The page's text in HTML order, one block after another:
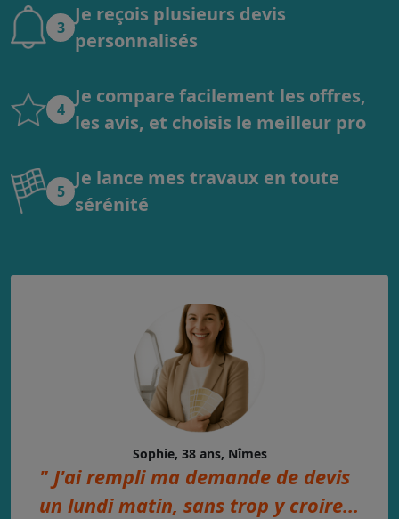
3
Je reçois plusieurs devis
personnalisés
4
Je compare facilement les offres,
les avis, et choisis le meilleur pro
5
Je lance mes travaux en toute
sérénité
Sophie, 38 ans, Nîmes
" J'ai rempli ma demande de devis
un lundi matin, sans trop y croire...